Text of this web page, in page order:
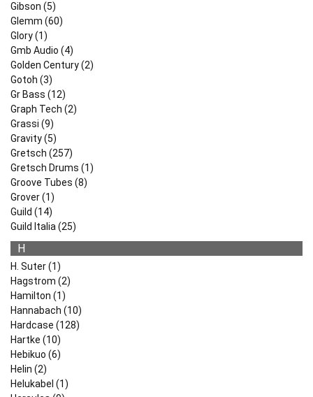
Gibson (5)
Glemm (60)
Glory (1)
Gmb Audio (4)
Golden Century (2)
Gotoh (3)
Gr Bass (12)
Graph Tech (2)
Grassi (9)
Gravity (5)
Gretsch (257)
Gretsch Drums (1)
Groove Tubes (8)
Grover (1)
Guild (14)
Guild Italia (25)
H
H. Suter (1)
Hagstrom (2)
Hamilton (1)
Hannabach (10)
Hardcase (128)
Hartke (10)
Hebikuo (6)
Helin (2)
Helukabel (1)